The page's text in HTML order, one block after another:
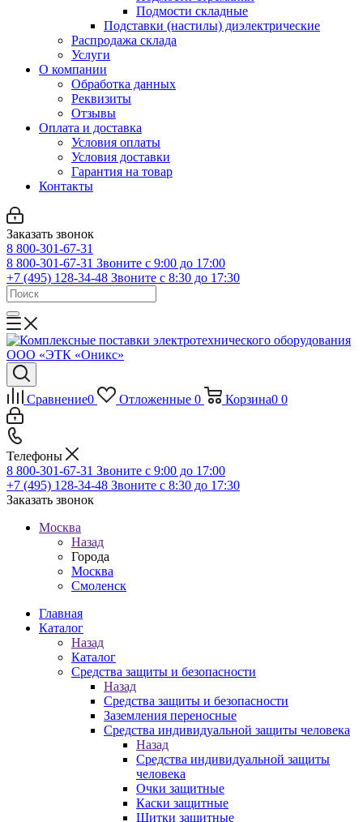
Подмости складные
Подставки (настилы) диэлектрические
Распродажа склада
Услуги
О компании
Обработка данных
Реквизиты
Отзывы
Оплата и доставка
Условия оплаты
Условия доставки
Гарантия на товар
Контакты
Заказать звонок
8 800-301-67-31
8 800-301-67-31 Звоните с 9:00 до 17:00
+7 (495) 128-34-48 Звоните с 8:30 до 17:30
Сравнение0 Отложенные 0 Корзина0 0
Телефоны
8 800-301-67-31 Звоните с 9:00 до 17:00
+7 (495) 128-34-48 Звоните с 8:30 до 17:30
Заказать звонок
Москва
Назад
Города
Москва
Смоленск
Главная
Каталог
Назад
Каталог
Средства защиты и безопасности
Назад
Средства защиты и безопасности
Заземления переносные
Средства индивидуальной защиты человека
Назад
Средства индивидуальной защиты
человека
Очки защитные
Каски защитные
Щитки защитные